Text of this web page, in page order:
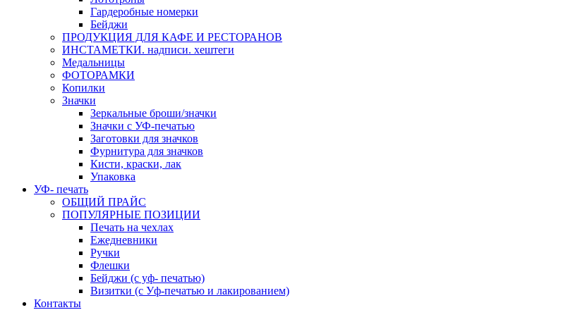
Гардеробные номерки
Бейджи
ПРОДУКЦИЯ ДЛЯ КАФЕ И РЕСТОРАНОВ
ИНСТАМЕТКИ. надписи. хештеги
Медальницы
ФОТОРАМКИ
Копилки
Значки
Зеркальные броши/значки
Значки с УФ-печатью
Заготовки для значков
Фурнитура для значков
Кисти, краски, лак
Упаковка
УФ- печать
ОБЩИЙ ПРАЙС
ПОПУЛЯРНЫЕ ПОЗИЦИИ
Печать на чехлах
Ежедневники
Ручки
Флешки
Бейджи (с уф- печатью)
Визитки (с Уф-печатью и лакированием)
Контакты